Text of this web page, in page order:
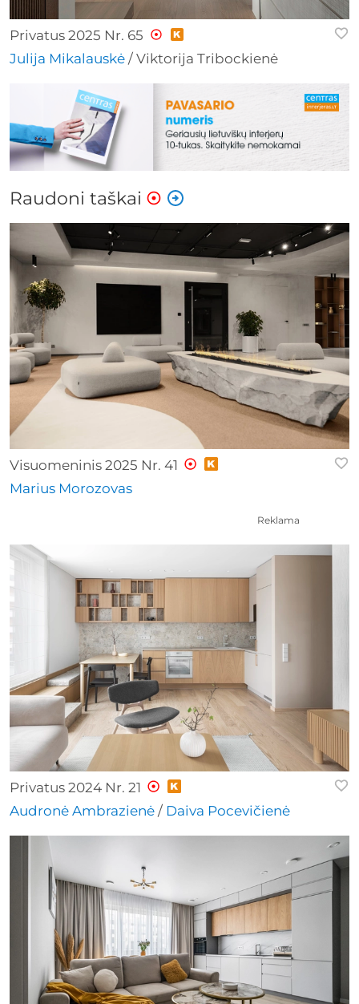
Privatus 2025 Nr. 65
Julija Mikalauskė / Viktorija Tribockienė
Raudoni taškai
Visuomeninis 2025 Nr. 41
Marius Morozovas
Privatus 2024 Nr. 21
Audronė Ambrazienė / Daiva Pocevičienė
Reklama